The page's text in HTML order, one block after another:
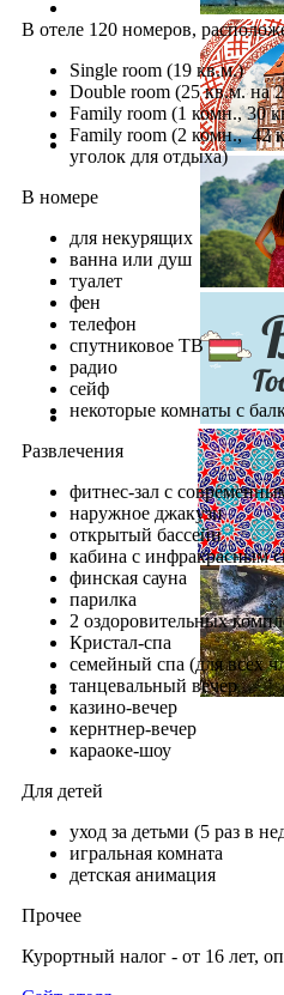
В отеле 120 номеров,
Single room (19 кв.м.)
Double room (25 кв.м. на
Family room (1 комн., 30
Family room (2 комн., 42
уголок для отдыха)
В номере
для некурящих
ванна или душ
туалет
фен
телефон
спутниковое ТВ
радио
сейф
некоторые комнаты с
Развлечения
фитнес-зал с
наружное джакузи
открытый бассейн
кабина с инфракрасным
финская сауна
парилка
2 оздоровительных
Кристал-спа
семейный спа (для всех
танцевальный вечер
казино-вечер
кернтнер-вечер
караоке-шоу
Для детей
уход за детьми (5 раз в
игральная комната
детская анимация
Прочее
Курортный налог - от 16 лет,